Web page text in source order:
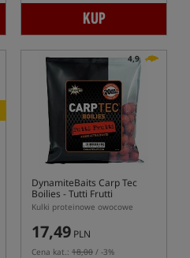
KUP
4,9
DynamiteBaits Carp Tec
Boilies - Tutti Frutti
Kulki proteinowe owocowe
17,49 PLN
Cena kat.: 18,00 / -3%